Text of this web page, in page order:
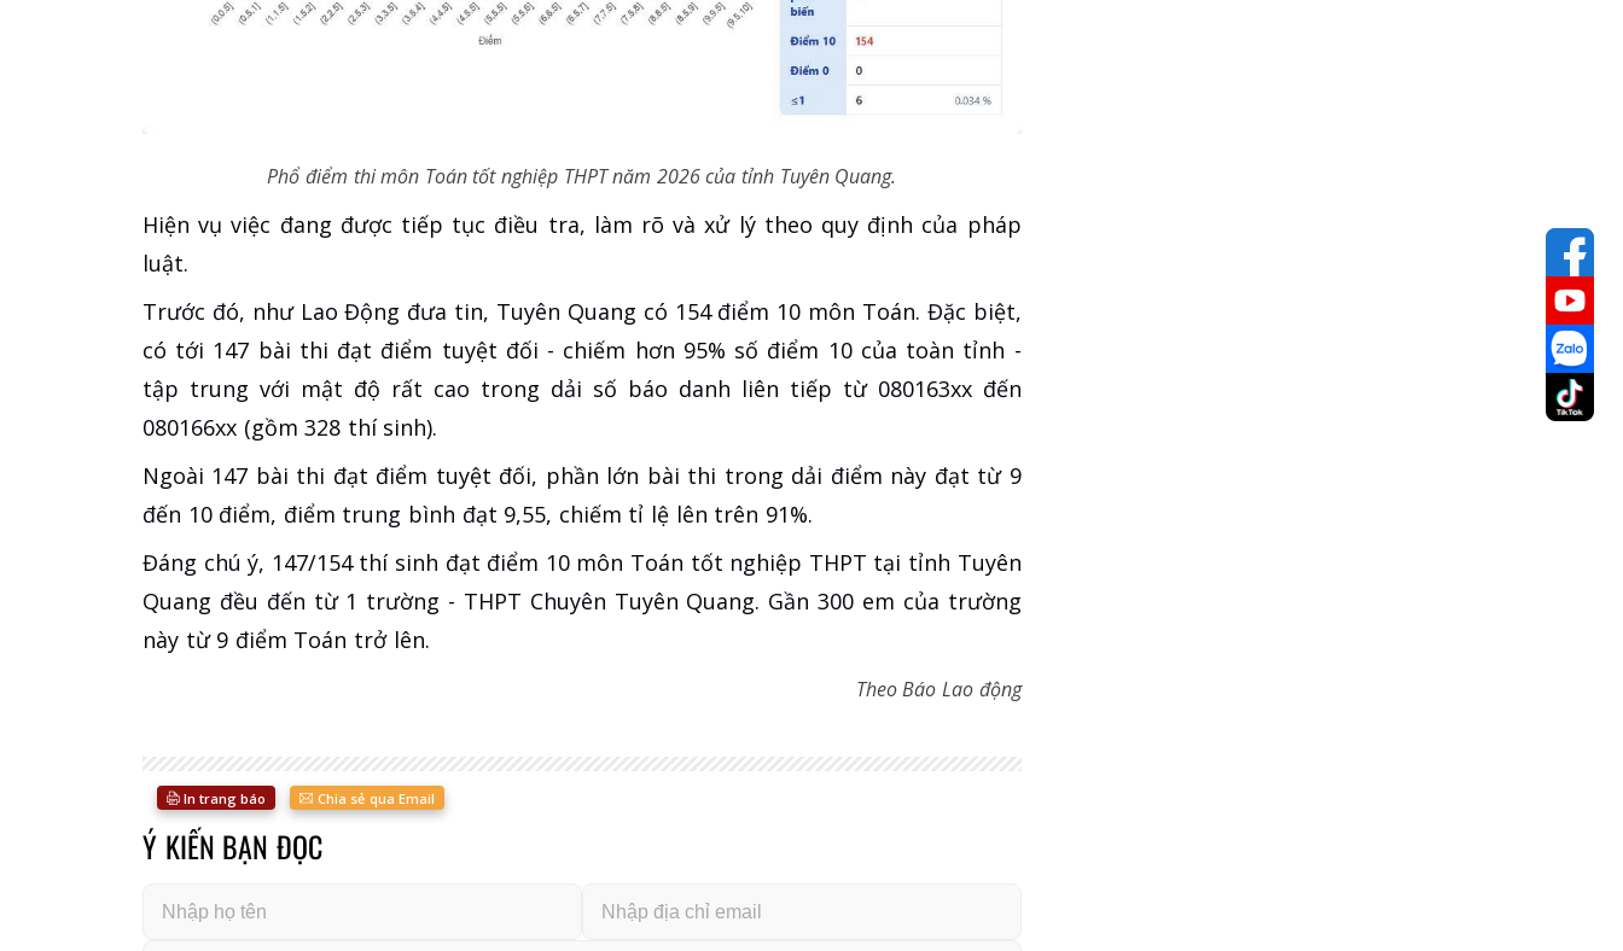
Phổ điểm thi môn Toán tốt nghiệp THPT năm 2026 của tỉnh Tuyên Quang.
Hiện vụ việc đang được tiếp tục điều tra, làm rõ và xử lý theo quy định của pháp
luật.
Trước đó, như Lao Động đưa tin, Tuyên Quang có 154 điểm 10 môn Toán. Đặc biệt,
có tới 147 bài thi đạt điểm tuyệt đối - chiếm hơn 95% số điểm 10 của toàn tỉnh -
tập trung với mật độ rất cao trong dải số báo danh liên tiếp từ 080163xx đến
080166xx (gồm 328 thí sinh).
Ngoài 147 bài thi đạt điểm tuyệt đối, phần lớn bài thi trong dải điểm này đạt từ 9
đến 10 điểm, điểm trung bình đạt 9,55, chiếm tỉ lệ lên trên 91%.
Đáng chú ý, 147/154 thí sinh đạt điểm 10 môn Toán tốt nghiệp THPT tại tỉnh Tuyên
Quang đều đến từ 1 trường - THPT Chuyên Tuyên Quang. Gần 300 em của trường
này từ 9 điểm Toán trở lên.
Theo Báo Lao động
In trang báo Chia sẻ qua Email
Ý KIẾN BẠN ĐỌC